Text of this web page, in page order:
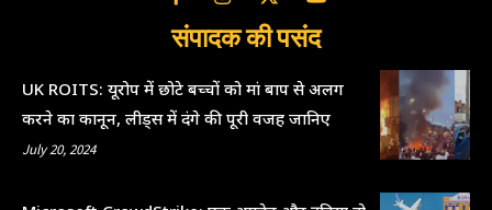
संपादक की पसंद
UK ROITS: यूरोप में छोटे बच्चों को मां बाप से अलग
करने का कानून, लीड्स में दंगे की पूरी वजह जानिए
July 20, 2024